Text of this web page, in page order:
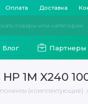
Оплата Доставка
Блог Партнеры
1M X240
(комплектующие)